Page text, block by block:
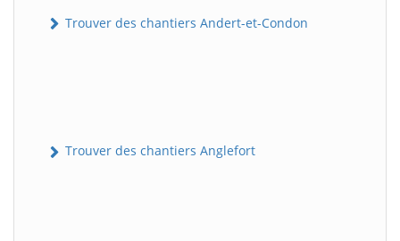
Trouver des chantiers Andert-et-Condon
Trouver des chantiers Anglefort